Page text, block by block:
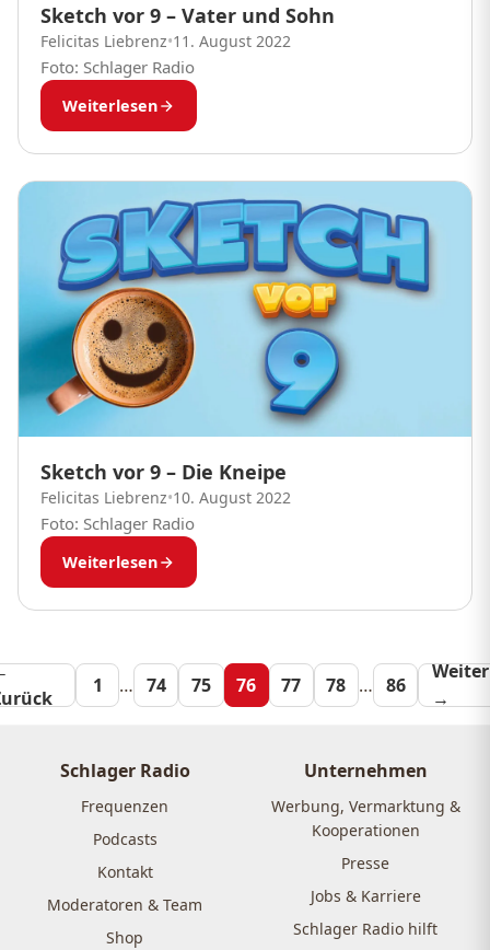
Sketch vor 9 – Vater und Sohn
Felicitas Liebrenz•11. August 2022
Foto: Schlager Radio
Weiterlesen
Sketch vor 9 – Die Kneipe
Felicitas Liebrenz•10. August 2022
Foto: Schlager Radio
Weiterlesen
der
1 … 74 75 76 77 78 … 86
Weiter
→
Schlager Radio
Frequenzen
Podcasts
Kontakt
Moderatoren & Team
Shop
Unternehmen
Werbung, Vermarktung &
Kooperationen
Presse
Jobs & Karriere
Schlager Radio hilft